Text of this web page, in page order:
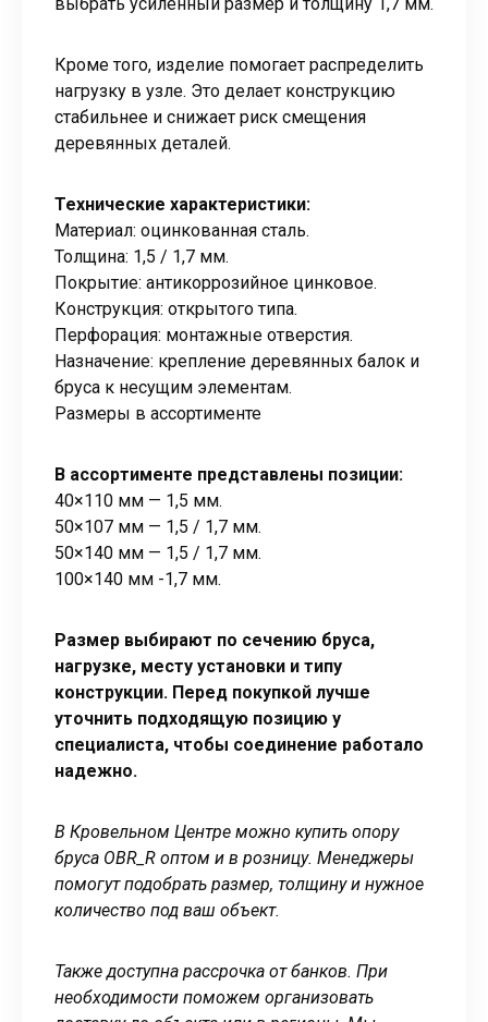
Кроме того, изделие помогает распределить
нагрузку в узле. Это делает конструкцию
стабильнее и снижает риск смещения
деревянных деталей.
Технические характеристики:
Материал: оцинкованная сталь.
Толщина: 1,5 / 1,7 мм.
Покрытие: антикоррозийное цинковое.
Конструкция: открытого типа.
Перфорация: монтажные отверстия.
Назначение: крепление деревянных балок и
бруса к несущим элементам.
Размеры в ассортименте
В ассортименте представлены позиции:
40×110 мм — 1,5 мм.
50×107 мм — 1,5 / 1,7 мм.
50×140 мм — 1,5 / 1,7 мм.
100×140 мм -1,7 мм.
Размер выбирают по сечению бруса,
нагрузке, месту установки и типу
конструкции. Перед покупкой лучше
уточнить подходящую позицию у
специалиста, чтобы соединение работало
надежно.
В Кровельном Центре можно купить опору
бруса OBR_R оптом и в розницу. Менеджеры
помогут подобрать размер, толщину и нужное
количество под ваш объект.
Также доступна рассрочка от банков. При
необходимости поможем организовать